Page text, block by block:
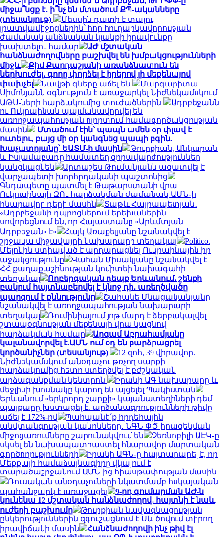
միջա՞նցք է․ ի՞նչ են մտածում ՔՊ-ականները
(տեսանյութ)
Մեսսին դատի է տալու
լրատվամիջոցներին՝ հոր հուղարկավորության
ժամանակ անձնական կյանքի իրավունքը
խախտելու համար
ԱԺ մշտական
հանձնաժողովները բաշխվել են խմբակցությունների
միջև
Քիմ Քարդաշյանի առանձնատուն են
ներխուժել․ գողը փորձել է իրերով լի մեքենայով
փախչել
Նավթի գները աճել են
Մարգարիտա
Սիմոնյանն օգնություն է առաջարկել Նիժնեկամսկում
ԱԹՍ-ների հարձակումից տուժածներին
Ադրբեջանն
ու Ուկրաինան պայմանավորվել են
առողջապահության ոլորտում համագործակցության
մասին
Մտածում էին՝ պապն ամեն օր փլավ է
ուտելու, բայց մի օր կանգնեց պապի բգին.
Խաչատրյանը՝ ԵԱՏՄ-ի մասին
Թուրքիան, Անկարան
և Իսլամաբադը համատեղ զորավարժություններ
կանցկացնեն
Արտաշես Թումանյանն ազատվել է
վարչապետի խորհրդականի պաշտոնից
Գնդապետը պատմել է Թաթարստանի վրա
Ուկրաինայի ԶՈւ հարձակման ժամանակ ԱՄՆ-ի
հնարավոր դերի մասին
Տաթև Հայրապետյան․
«Ադրբեջանի դպրոցներում երեխաներին
սովորեցնում են, որ Հայաստանը «Արևմտյան
Ադրբեջան» է»
Հայկ Առաքելյանը նշանակվել է
շրջակա միջավայրի նախարարի տեղակալ
Politico.
Մելոնին ստիպված է արդարացնել Ուկրաինային իր
աջակցությունը
Վահան Միսակյանը նշանակվել է
ՀՀ քաղաքաշինության կոմիտեի նախագահի
տեղակալ
Ողբերգական դեպք Երևանում․ շենքի
բակում հայտնաբերվել է կնոջ դի․ առեղծվածը
պարզում է քննությունը
Շահանե Մնացականյանը
նշանակվել է առողջապահության նախարարի
տեղակալ
Ռումինիայում յոթ մարդ է ձերբակալվել
շտապօգնության մեքենայի վրա կացնով
հարձակման համար
Արգամ Աբրահամյանը
կալանավորվել է.ԱՄՆ-ում օդ են բարձրացրել
կործանիչներ (տեսանյութ)
12 զոհ, 39 վիրավոր.
Նիժնեկամսկում անօդաչու թռչող սարքի
հարձակումից հետո ստեղծվել է բժշկական
արձագանքման կենտրոն
Իրանի ԱԳ նախարարը և
մեջլիսի խոսնակը կարող են այցելել Պակիստան
Երևանում «երկրորդ շարքի» կայանատեղիների դեմ
պայքարը խստացել է․ արձանագրությունների թիվը
աճել է 172%-ով
Պահպանե՛ք հրդեհային
անվտանգության կանոնները․ ՆԳՆ ՓԾ իրազեկման
միջոցառումները շարունակվում են
Չեռնոբիլի ԱԷԿ-ը
սկսել են նախապատրաստել հնարավոր մարտական
գործողությունների
Իրանի ԱԳՆ-ը հայտարարել է, որ
Մեքքայի համաձայնագիրը վկայում է
տարածաշրջանում ԱՄՆ-ից հիասթափության մասին
Ռուսական անօդաչուների նկատմամբ հսկայական
պահանջարկ է առաջացել
9-րդ գումարման ԱԺ-ն
կունենա 12 մշտական հանձնաժողով․ հայտնի է նաև
ուժերի բաշխումը
Թուրքիան նավագնացության
ընկերություններին զգուշացնում է Սև ծովում տիրող
իրավիճակի մասին
Հանձնաժողովի ինչ թիվ էլ